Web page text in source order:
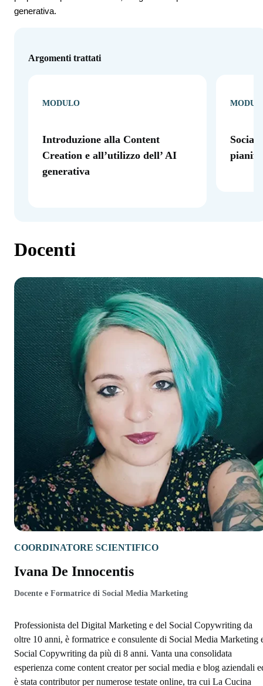
generativa.
Argomenti trattati
MODULO
Introduzione alla Content
Creation e all’utilizzo dell’ AI
generativa
Social
Docenti
COORDINATORE SCIENTIFICO
Ivana De Innocentis
Docente e Formatrice di Social Media Marketing
Professionista del Digital Marketing e del Social Copywriting da
oltre 10 anni, è formatrice e consulente di Social Media Marketing
Social Copywriting da più di 8 anni. Vanta una consolidata
esperienza come content creator per social media e blog aziendali
è stata contributor per numerose testate online, tra cui La Cucina